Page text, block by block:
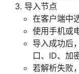
导入节点
在客户端中
使用手机或
导入成功后
口、ID、加
若解析失败